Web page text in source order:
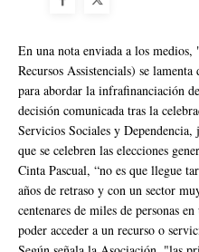
En una nota enviada a los
Recursos Assistencials) se
para abordar la infrafinanciación
decisión comunicada tras la
Servicios Sociales y
que se celebren las elecciones
Cinta Pascual, “no es que llegue
años de retraso y con un sector
centenares de miles de personas
poder acceder a un recurso o